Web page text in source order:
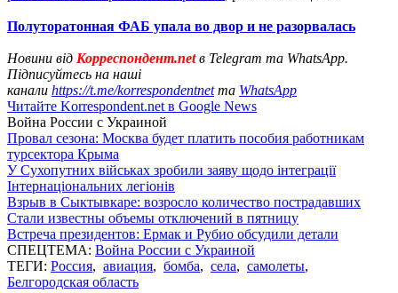
Полуторатонная ФАБ упала во двор и не разорвалась
Новини від Корреспондент.netв Telegram та WhatsApp.
Підписуйтесь на наші
канали https://t.me/korrespondentnetта WhatsApp
Читайте Korrespondent.net в Google News
Война России с Украиной
Провал сезона: Москва будет платить пособия работникам
турсектора Крыма
У Сухопутних військах зробили заяву щодо інтеграції
Інтернаціональних легіонів
Взрыв в Сыктывкаре: возросло количество пострадавших
Стали известны объемы отключений в пятницу
Встреча президентов: Ермак и Рубио обсудили детали
СПЕЦТЕМА: Война России с Украиной
ТЕГИ: Россия, авиация, бомба, села, самолеты,
Белгородская область